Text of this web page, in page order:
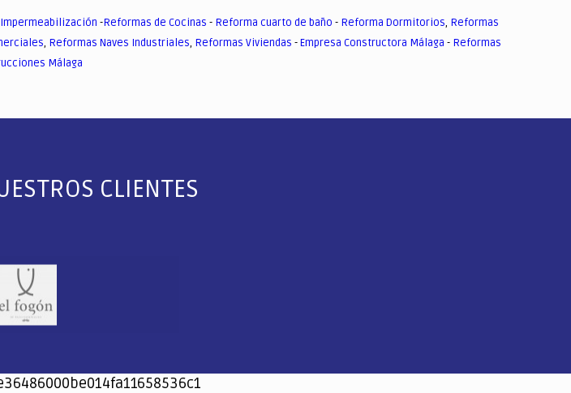
Impermeabilización -Reformas de Cocinas - Reforma cuarto de baño - Reforma Dormitorios, Reformas
, Reformas Naves Industriales, Reformas Viviendas -Empresa Constructora Málaga - Reformas
Málaga
CLIENTES